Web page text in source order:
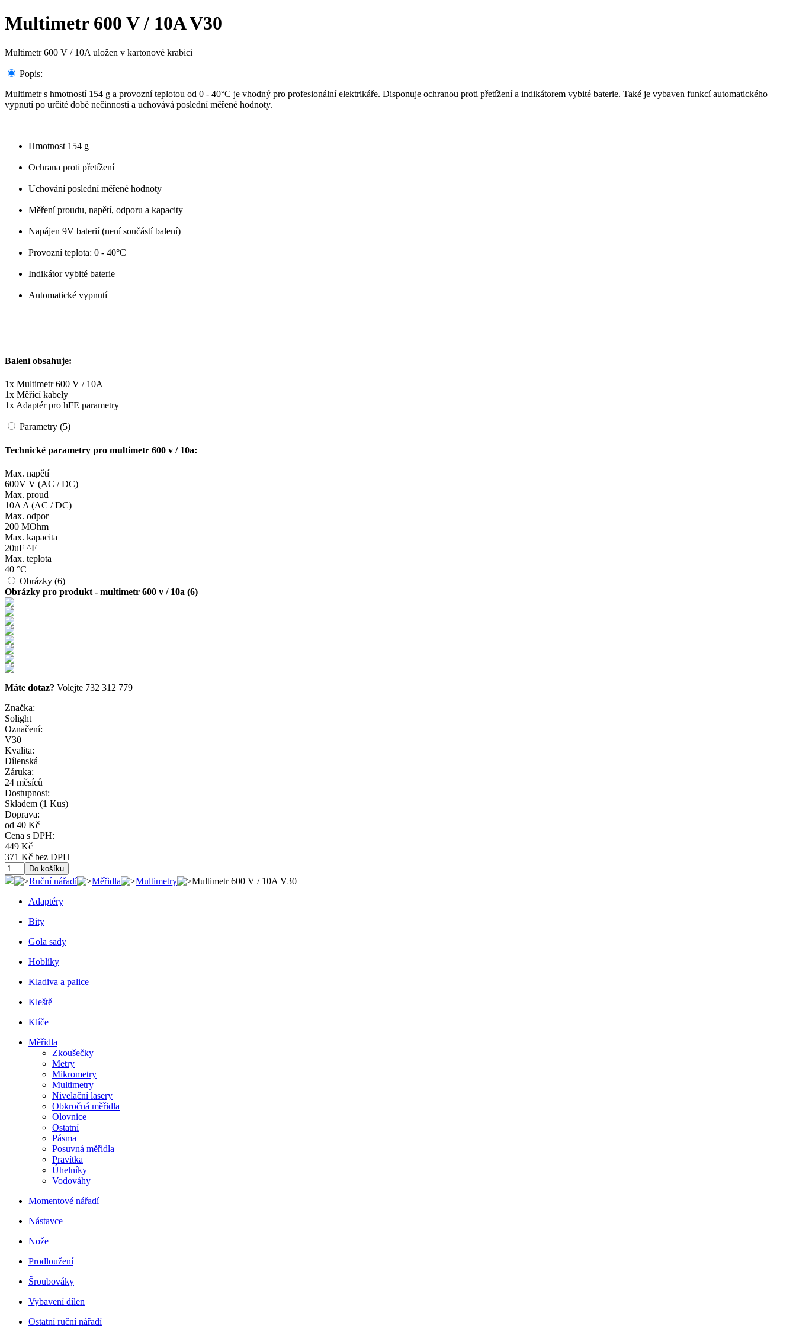
Multimetr 600 V / 10A V30
Multimetr 600 V / 10A uložen v kartonové krabici
Popis:
Multimetr s hmotností 154 g a provozní teplotou od 0 - 40°C je vhodný pro profesionální elektrikáře. Disponuje ochranou proti přetížení a indikátorem vybité baterie. Také je vybaven funkcí automatického
vypnutí po určité době nečinnosti a uchovává poslední měřené hodnoty.
Hmotnost 154 g
Ochrana proti přetížení
Uchování poslední měřené hodnoty
Měření proudu, napětí, odporu a kapacity
Napájen 9V baterií (není součástí balení)
Provozní teplota: 0 - 40°C
Indikátor vybité baterie
Automatické vypnutí
Balení obsahuje:
1x Multimetr 600 V / 10A
1x Měřící kabely
1x Adaptér pro hFE parametry
Parametry (5)
Technické parametry pro multimetr 600 v / 10a:
Max. napětí
600V V (AC / DC)
Max. proud
10A A (AC / DC)
Max. odpor
200 MOhm
Max. kapacita
20uF ^F
Max. teplota
40 °C
Obrázky (6)
Obrázky pro produkt - multimetr 600 v / 10a (6)
Máte dotaz? Volejte 732 312 779
Značka:
Solight
Označení:
V30
Kvalita:
Dílenská
Záruka:
24 měsíců
Dostupnost:
Skladem (1 Kus)
Doprava:
od 40 Kč
Cena s DPH:
449 Kč
371 Kč bez DPH
Ruční nářadí Měřidla Multimetry
Multimetr 600 V / 10A V30
Adaptéry
Bity
Gola sady
Hoblíky
Kladiva a palice
Kleště
Klíče
Měřidla
Zkoušečky
Metry
Mikrometry
Multimetry
Nivelační lasery
Obkročná měřidla
Olovnice
Ostatní
Pásma
Posuvná měřidla
Pravítka
Úhelníky
Vodováhy
Momentové nářadí
Nástavce
Nože
Prodloužení
Šroubováky
Vybavení dílen
Ostatní ruční nářadí